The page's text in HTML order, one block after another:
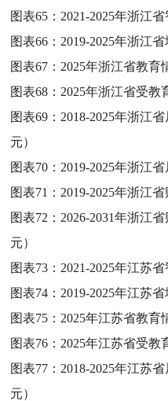
图表65： 2021-2025年浙江
图表66： 2019-2025年浙江
图表67： 2025年浙江省教育
图表68： 2025年浙江省受教
图表69： 2018-2025年浙江
元）
图表70： 2019-2025年浙江
图表71： 2019-2025年浙江
图表72： 2026-2031年浙江
元）
图表73： 2021-2025年江苏
图表74： 2019-2025年江苏
图表75： 2025年江苏省教育
图表76： 2025年江苏省受教
图表77： 2018-2025年江苏
元）